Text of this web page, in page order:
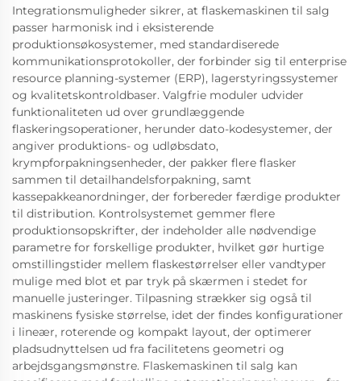
Integrationsmuligheder sikrer, at flaskemaskinen til salg
passer harmonisk ind i eksisterende
produktionsøkosystemer, med standardiserede
kommunikationsprotokoller, der forbinder sig til enterprise
resource planning-systemer (ERP), lagerstyringssystemer
og kvalitetskontroldbaser. Valgfrie moduler udvider
funktionaliteten ud over grundlæggende
flaskeringsoperationer, herunder dato-kodesystemer, der
angiver produktions- og udløbsdato,
krympforpakningsenheder, der pakker flere flasker
sammen til detailhandelsforpakning, samt
kassepakkeanordninger, der forbereder færdige produkter
til distribution. Kontrolsystemet gemmer flere
produktionsopskrifter, der indeholder alle nødvendige
parametre for forskellige produkter, hvilket gør hurtige
omstillingstider mellem flaskestørrelser eller vandtyper
mulige med blot et par tryk på skærmen i stedet for
manuelle justeringer. Tilpasning strækker sig også til
maskinens fysiske størrelse, idet der findes konfigurationer
i lineær, roterende og kompakt layout, der optimerer
pladsudnyttelsen ud fra facilitetens geometri og
arbejdsgangsmønstre. Flaskemaskinen til salg kan